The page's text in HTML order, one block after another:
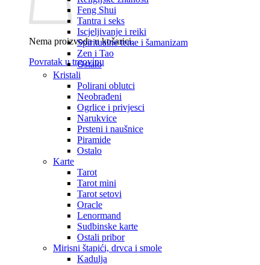
Nema proizvoda u košarici.
Povratak u trgovinu
Feng Shui
Tantra i seks
Iscjeljivanje i reiki
Spiritualne teme i šamanizam
Zen i Tao
Ostalo
Kristali
Polirani oblutci
Neobrađeni
Ogrlice i privjesci
Narukvice
Prsteni i naušnice
Piramide
Ostalo
Karte
Tarot
Tarot mini
Tarot setovi
Oracle
Lenormand
Sudbinske karte
Ostali pribor
Mirisni štapići, drvca i smole
Kadulja